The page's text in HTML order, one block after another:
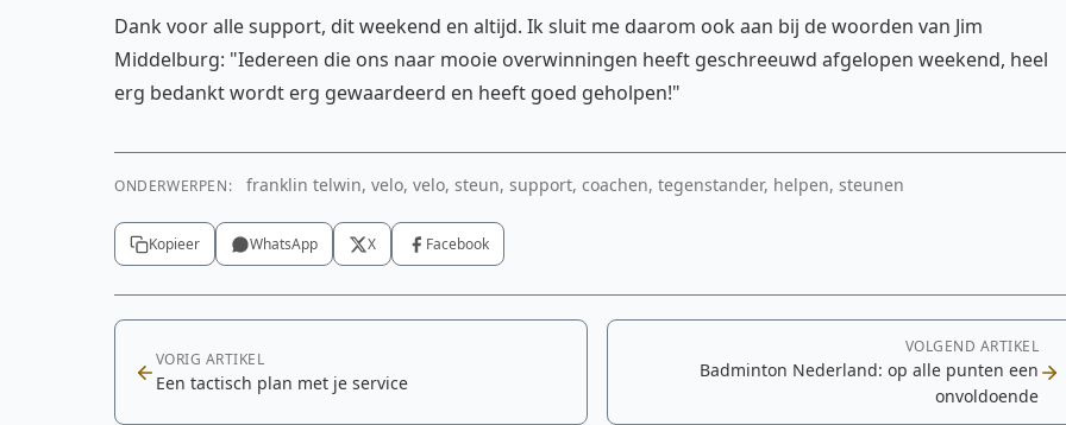
Dank voor alle support, dit weekend en altijd. Ik sluit me daarom ook aan bij de woorden van Jim
Middelburg: "Iedereen die ons naar mooie overwinningen heeft geschreeuwd afgelopen weekend, heel
erg bedankt wordt erg gewaardeerd en heeft goed geholpen!"
ONDERWERPEN: franklin telwin, velo, velo, steun, support, coachen, tegenstander, helpen, steunen
Kopieer WhatsApp X Facebook
VORIG ARTIKEL
Een tactisch plan met je service
VOLGEND ARTIKEL
Badminton Nederland: op alle punten een
onvoldoende